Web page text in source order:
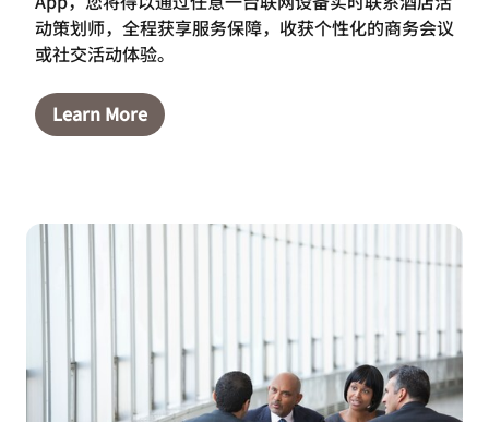
动策划师，全程获享服务保障，收获个性化的商务会议
或社交活动体验。
Learn More